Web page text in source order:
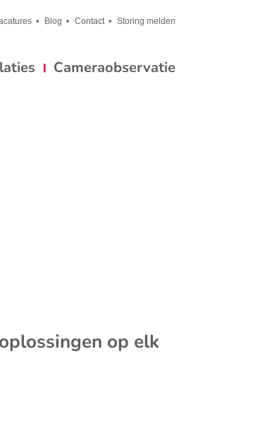
Blog Contact Storing melden
Cameraobservatie
op elk